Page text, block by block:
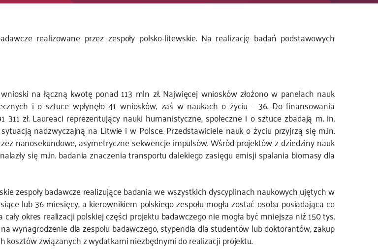
realizowane przez zespoły polsko-litewskie. Na realizację badań podstawowych
na łączną kwotę ponad 113 mln zł. Najwięcej wniosków złożono w panelach nauk
i o sztuce wpłynęło 41 wniosków, zaś w naukach o życiu – 36. Do finansowania
zł. Laureaci reprezentujący nauki humanistyczne, społeczne i o sztuce zbadają m. in.
nadzwyczajną na Litwie i w Polsce. Przedstawiciele nauk o życiu przyjrzą się m.in.
nanosekundowe, asymetryczne sekwencje impulsów. Wśród projektów z dziedziny nauk
się m.in. badania znaczenia transportu dalekiego zasięgu emisji spalania biomasy dla
zespoły badawcze realizujące badania we wszystkich dyscyplinach naukowych ujętych w
lub 36 miesięcy, a kierownikiem polskiego zespołu mogła zostać osoba posiadająca co
okres realizacji polskiej części projektu badawczego nie mogła być mniejsza niż 150 tys.
wynagrodzenie dla zespołu badawczego, stypendia dla studentów lub doktorantów, zakup
związanych z wydatkami niezbędnymi do realizacji projektu.